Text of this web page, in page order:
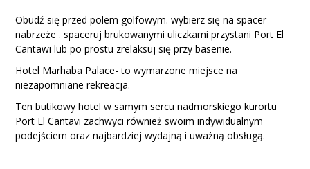
Obudź się przed polem golfowym. wybierz się na spacer
nabrzeże . spaceruj brukowanymi uliczkami przystani Port El
Cantawi lub po prostu zrelaksuj się przy basenie.
Hotel Marhaba Palace- to wymarzone miejsce na
niezapomniane rekreacja.
Ten butikowy hotel w samym sercu nadmorskiego kurortu
Port El Cantavi zachwyci również swoim indywidualnym
podejściem oraz najbardziej wydajną i uważną obsługą.